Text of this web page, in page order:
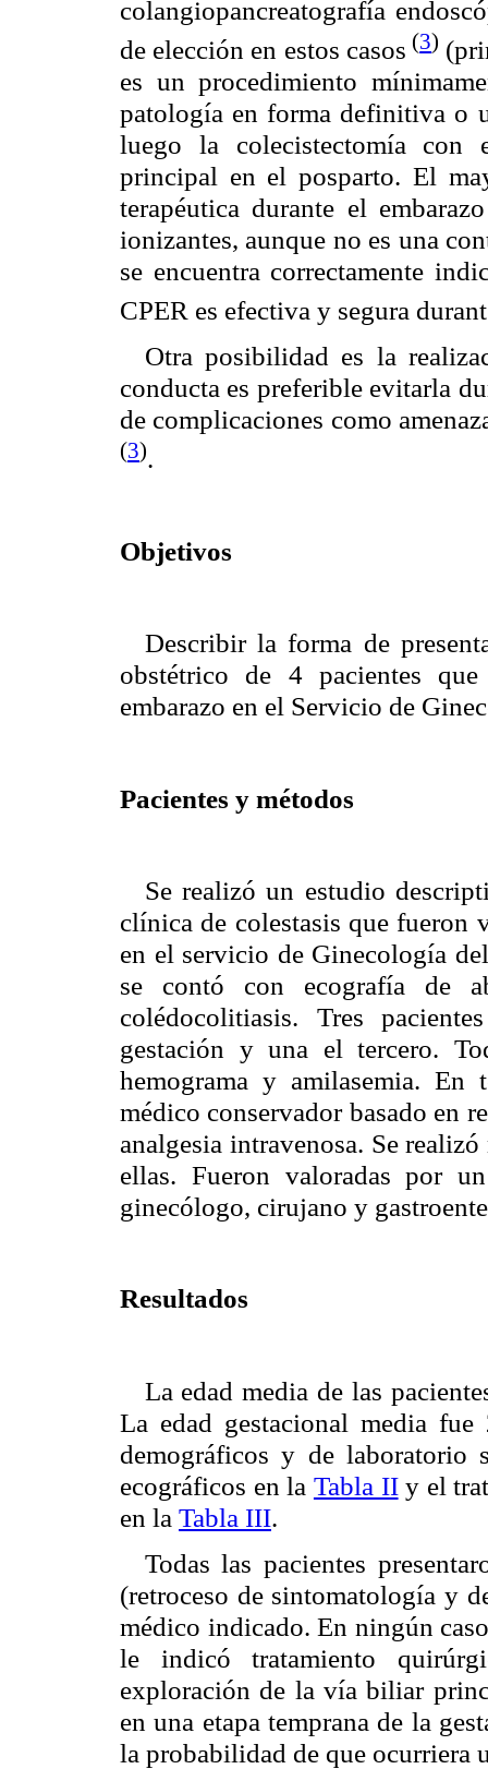
colangiopancreatografía
de elección en estos casos (3)
es un procedimiento
patología en forma definitiva o
luego la colecistectomía
principal en el posparto. El
terapéutica durante el
ionizantes, aunque no es una
se encuentra correctamente
CPER es efectiva y segura
Otra posibilidad es la
conducta es preferible evitarla
de complicaciones como
(3).
Objetivos
Describir la forma de
obstétrico de 4 pacientes
embarazo en el Servicio de
Pacientes y métodos
Se realizó un estudio
clínica de colestasis que fueron
en el servicio de Ginecología
se contó con ecografía de
colédocolitiasis. Tres
gestación y una el tercero.
hemograma y amilasemia.
médico conservador basado en
analgesia intravenosa. Se
ellas. Fueron valoradas por
ginecólogo, cirujano y
Resultados
La edad media de las
La edad gestacional media
demográficos y de laboratorio
ecográficos en la Tabla IIy el
en la Tabla III.
Todas las pacientes
(retroceso de sintomatología y
médico indicado. En ningún
le indicó tratamiento
exploración de la vía biliar
en una etapa temprana de la
la probabilidad de que ocurriera